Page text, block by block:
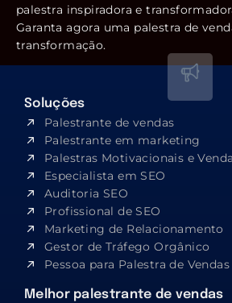
palestra inspiradora e
Garanta agora uma palestra de
transformação.
Soluções
Palestrante de vendas
Palestrante em marketing
Palestras Motivacionais e
Especialista em SEO​
Auditoria SEO
Profissional de SEO
Marketing de Relacionamento
Gestor de Tráfego Orgânico
Pessoa para Palestra de Vendas
Melhor palestrante de vendas